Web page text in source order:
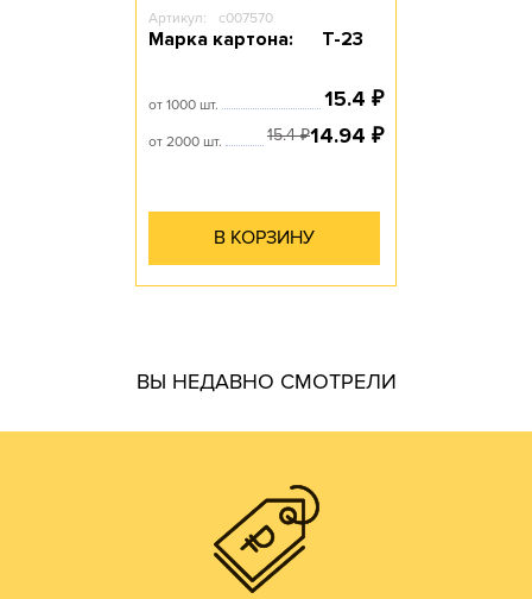
Артикул: c007570
Марка картона: Т-23
от 1000 шт. 15.4 ₽
от 2000 шт. 15.4₽14.94 ₽
В КОРЗИНУ
ВЫ НЕДАВНО СМОТРЕЛИ
ЦЕНЫ
Цены на гофротару нашего производства всегда ниже,
чем у посредников или переработчиков, так как сырье
производства готовой продукции осуществляем
производить практически все возможные виды и типы
гофротары.